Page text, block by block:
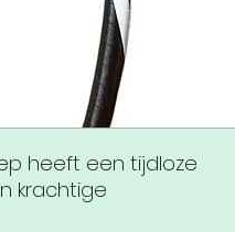
heeft een tijdloze
krachtige